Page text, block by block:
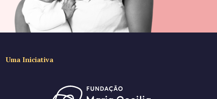
Uma Iniciativa